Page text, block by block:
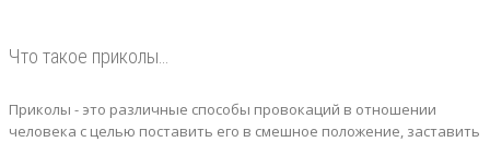
Что такое приколы…
Приколы - это различные способы провокаций в отношении
человека с целью поставить его в смешное положение, заставить